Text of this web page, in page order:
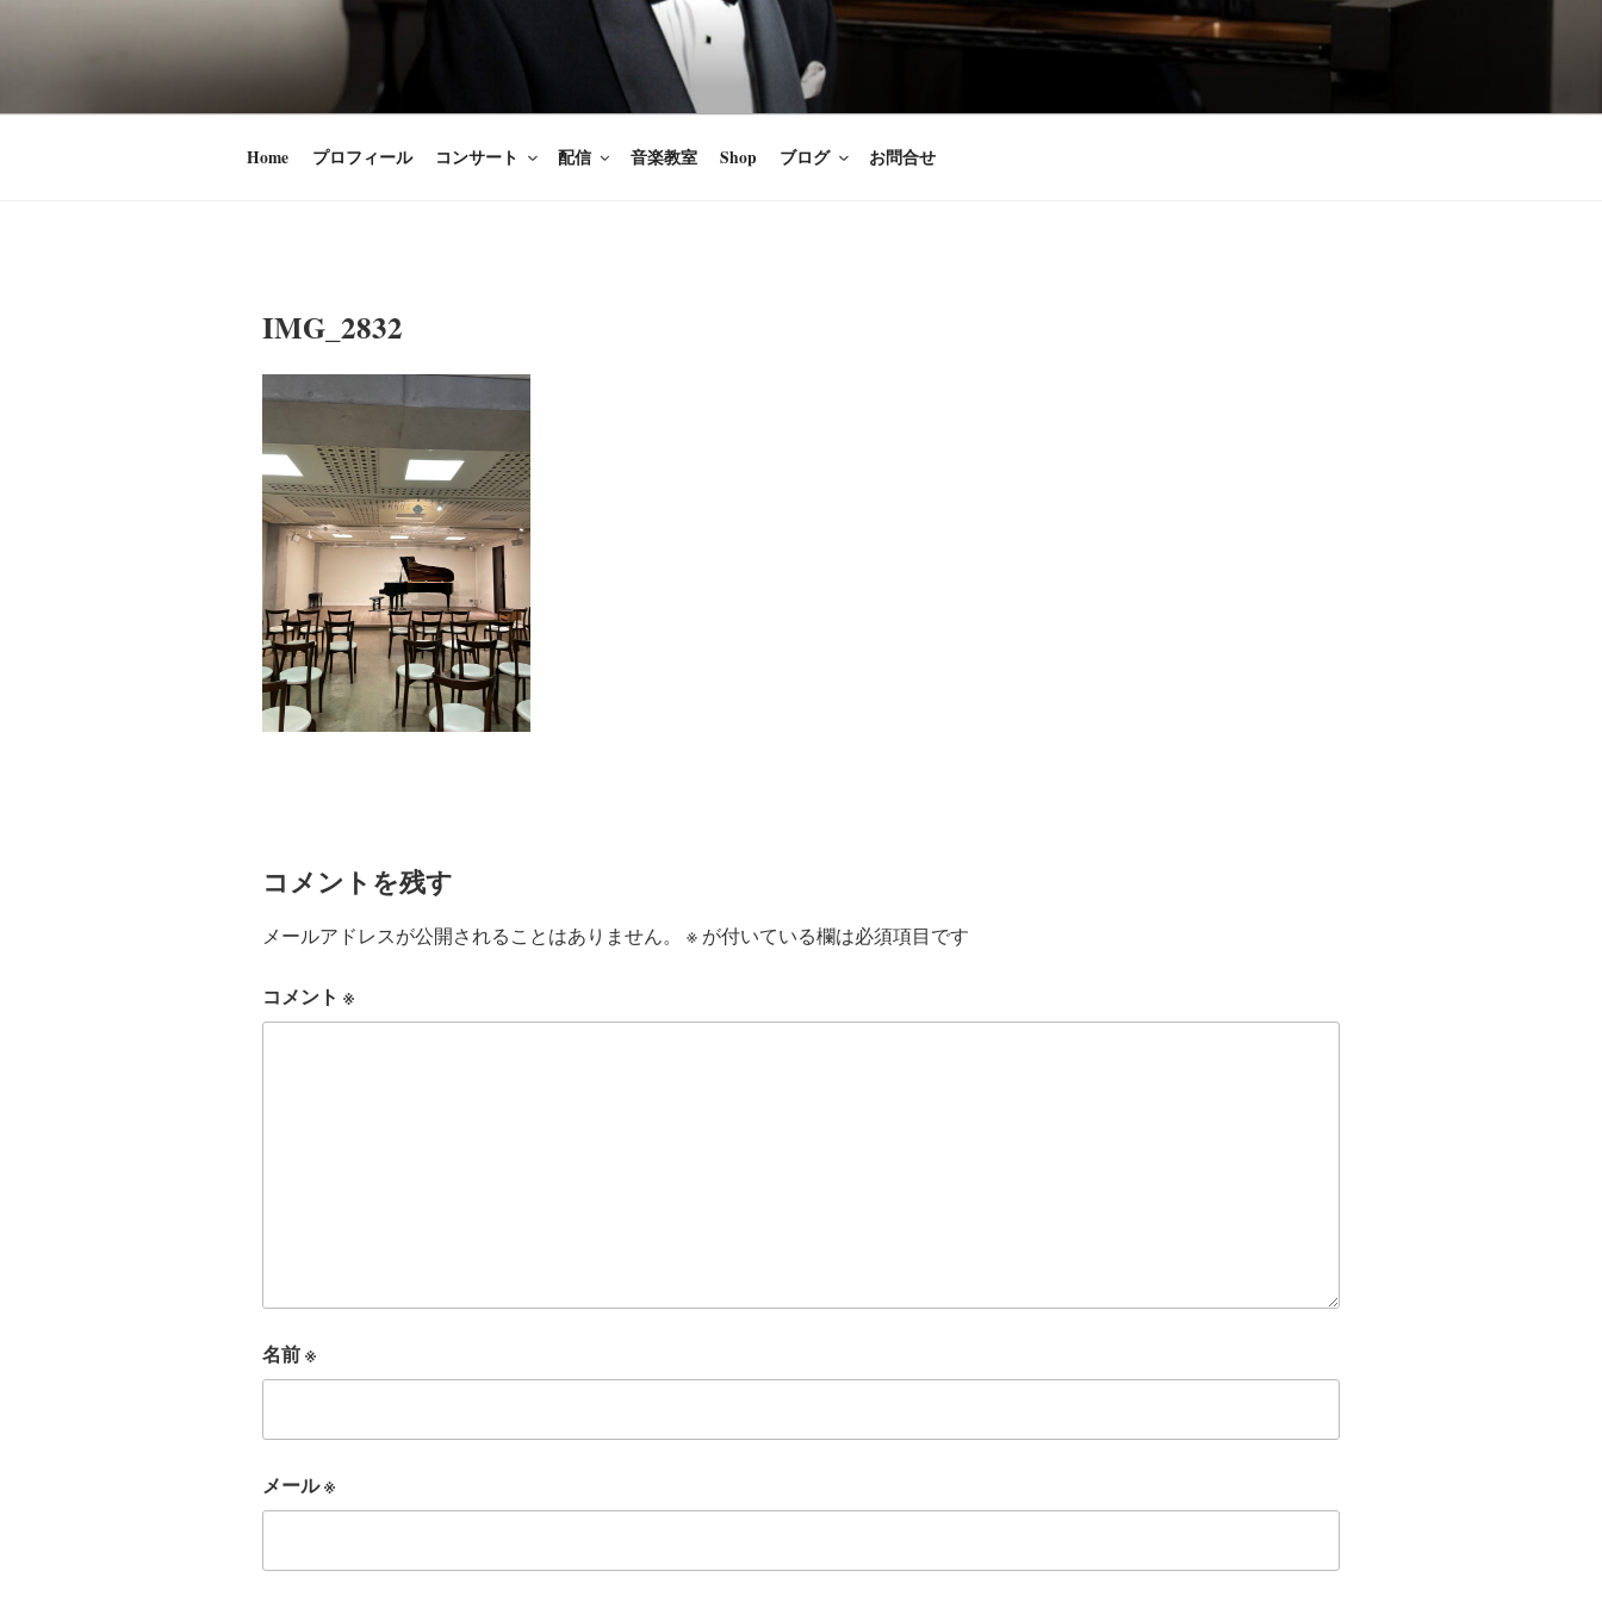
ン
時田直也 声楽家/BARITONE
歌うことは希望を語ること、生きることは喜びも悲しみもわかちあ
うことかけがえのないあなたに「いのちの歌」をお届けします。
Home プロフィール コンサート 配信 音楽教室 Shop ブログ お問合せ
IMG_2832
コメントを残す
メールアドレスが公開されることはありません。 ※ が付いている欄は必須項目です
コメント ※
名前※
メール※